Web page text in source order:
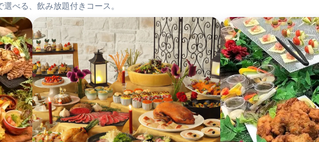
選べる、飲み放題付きコース。